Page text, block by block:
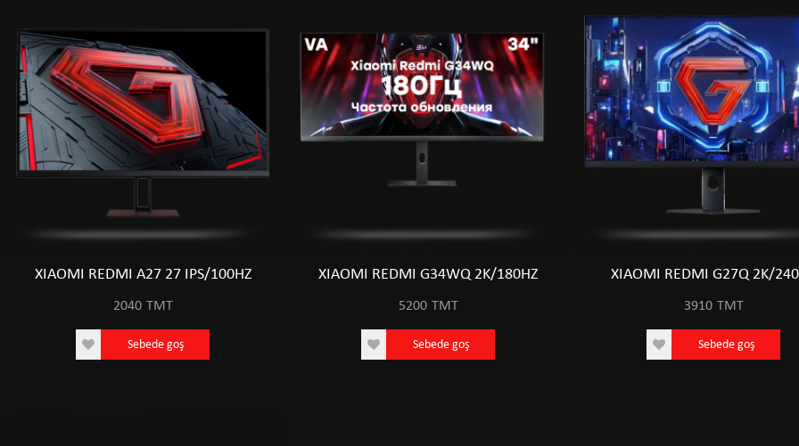
XIAOMI REDMI A27 27 IPS/100HZ
2040 TMT
Sebede goş
XIAOMI REDMI G34WQ 2K/180HZ
5200 TMT
Sebede goş
XIAOMI REDMI G27Q 2K/
3910 TMT
Sebede goş